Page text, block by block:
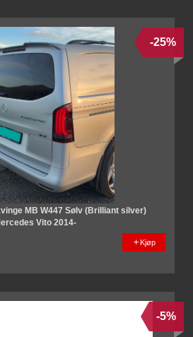
MB W447 Sølv (Brilliant silver)
Vito 2014-
-25%
Kjøp
-5%